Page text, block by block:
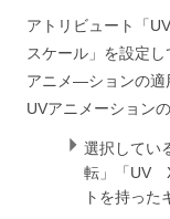
アトリビュート「
スケール」を設定
アニメ―ションの適
UVアニメーション
選択してい
転」「UV
トを持った